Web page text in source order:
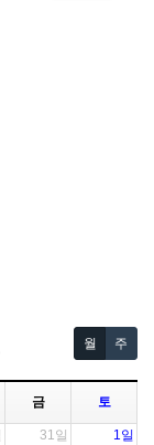
월 주
금 토
31일 1일